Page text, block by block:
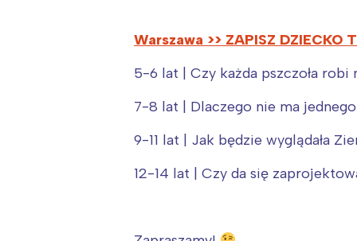
Warszawa >> ZAPISZ DZIECKO
5-6 lat | Czy każda pszczoła
7-8 lat | Dlaczego nie ma
9-11 lat | Jak będzie wyglądała
12-14 lat | Czy da się